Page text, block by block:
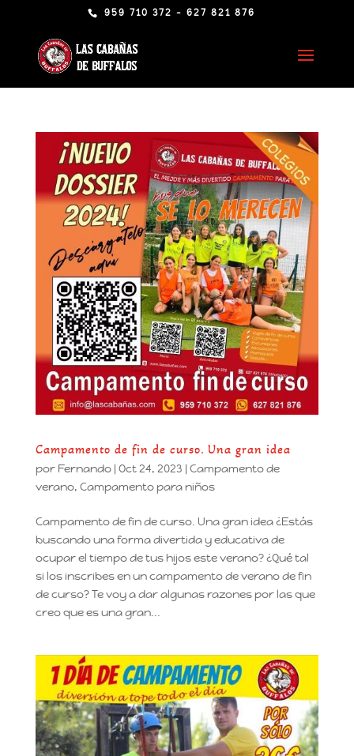
959 710 372 - 627 821 876
Campamento de fin de curso. Una gran idea
por Fernando| Oct 24, 2023 | Campamento de
verano, Campamento para niños
Campamento de fin de curso. Una gran idea ¿Estás
buscando una forma divertida y educativa de
ocupar el tiempo de tus hijos este verano? ¿Qué tal
si los inscribes en un campamento de verano de fin
de curso? Te voy a dar algunas razones por las que
creo que es una gran...